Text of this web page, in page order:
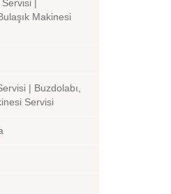
Servisi |
Makinesi
| Buzdolabı,
Servisi